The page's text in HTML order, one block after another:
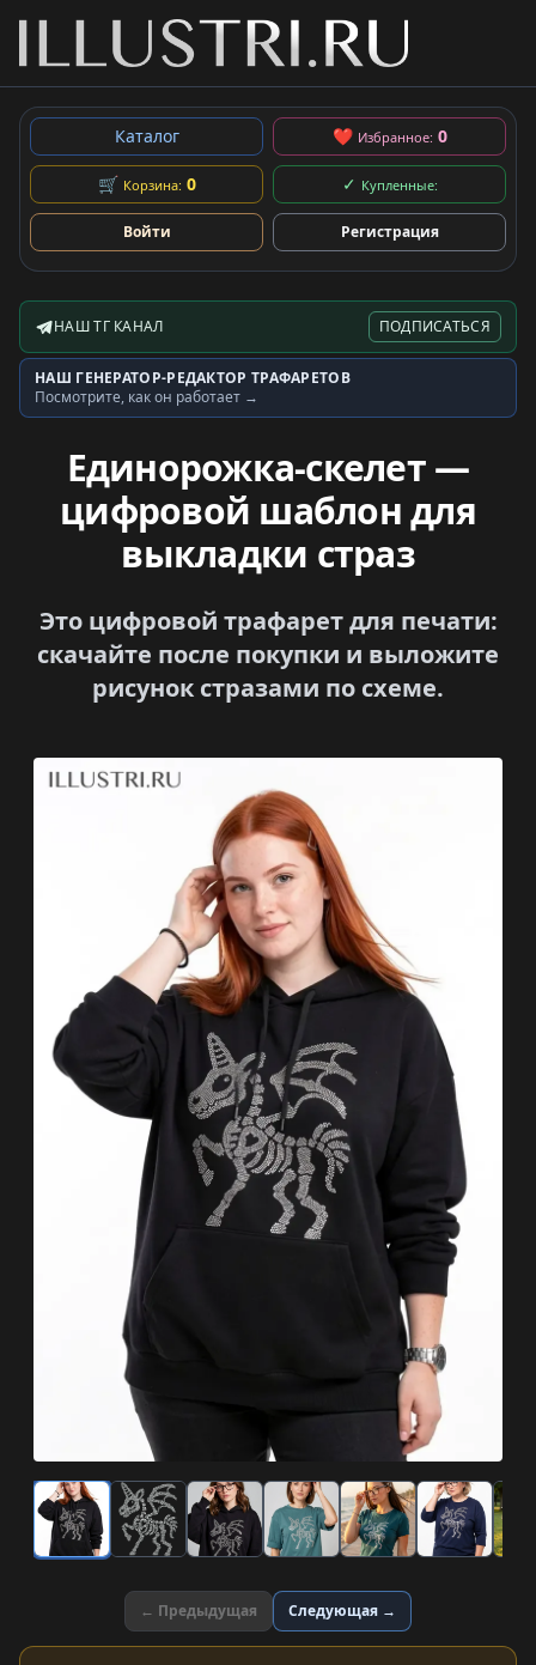
Каталог ❤ Избранное: 0
🛒 Корзина: 0 ✓ Купленные:
Войти Регистрация
Telegram-канал
НАШ ТГ КАНАЛ ПОДПИСАТЬСЯ
Генератор трафаретов
НАШ ГЕНЕРАТОР-РЕДАКТОР ТРАФАРЕТОВ
Посмотрите, как он работает →
Единорожка-скелет —
цифровой шаблон для
выкладки страз
Это цифровой трафарет для печати:
скачайте после покупки и выложите
рисунок стразами по схеме.
← Предыдущая Следующая →